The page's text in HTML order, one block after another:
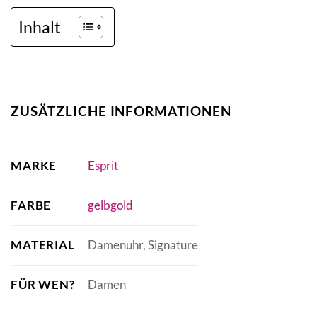
Inhalt
ZUSÄTZLICHE INFORMATIONEN
MARKE Esprit
FARBE gelbgold
MATERIAL Damenuhr, Signature
FÜR WEN? Damen